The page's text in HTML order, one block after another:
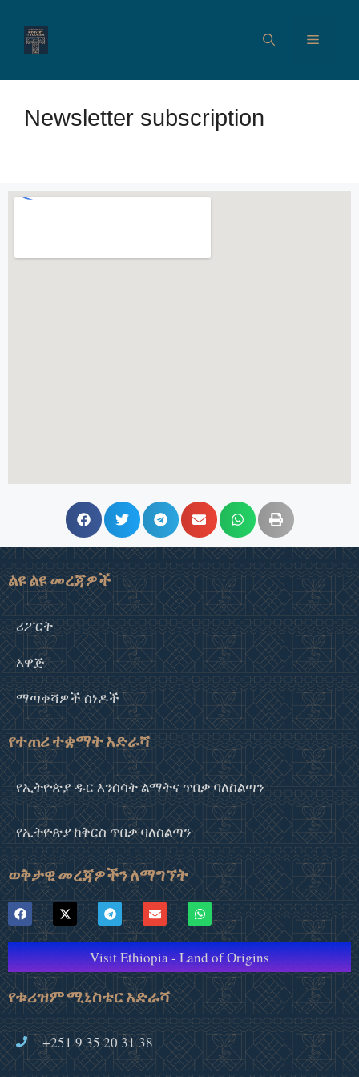
Newsletter subscription
ልዩ ልዩ መረጃዎች
ሪፖርት
አዋጅ
ማጣቀሻዎች ሰነዶች
የተጠሪ ተቋማት አድራሻ
የኢትዮጵያ ዱር እንሰሳት ልማትና ጥበቃ ባለስልጣን
የኢትዮጵያ ከቅርስ ጥበቃ ባለስልጣን
ወቅታዊ መረጃዎችን ለማግኘት
Visit Ethiopia - Land of Origins
የቱሪዝም ሚኒስቴር አድራሻ
+251 9 35 20 31 38